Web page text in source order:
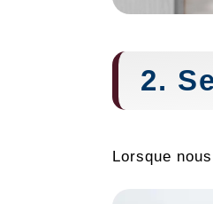
2.
Lorsque